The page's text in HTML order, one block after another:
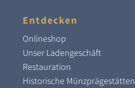
Entdecken
Onlineshop
Unser Ladengeschäft
Restauration
Historische Münzprägestätten